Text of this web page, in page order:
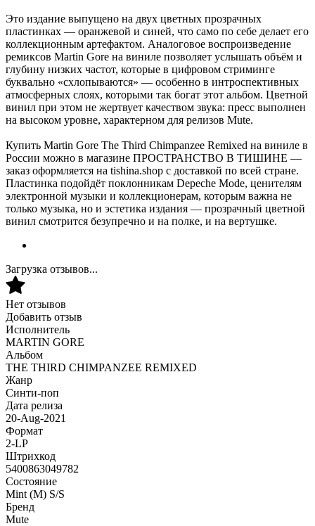
Это издание выпущено на двух цветных прозрачных
пластинках — оранжевой и синей, что само по себе делает его
коллекционным артефактом. Аналоговое воспроизведение
ремиксов Martin Gore на виниле позволяет услышать объём и
глубину низких частот, которые в цифровом стриминге
буквально «схлопываются» — особенно в интроспективных
атмосферных слоях, которыми так богат этот альбом. Цветной
винил при этом не жертвует качеством звука: пресс выполнен
на высоком уровне, характерном для релизов Mute.
Купить Martin Gore The Third Chimpanzee Remixed на виниле в
России можно в магазине ПРОСТРАНСТВО В ТИШИНЕ —
заказ оформляется на tishina.shop с доставкой по всей стране.
Пластинка подойдёт поклонникам Depeche Mode, ценителям
электронной музыки и коллекционерам, которым важна не
только музыка, но и эстетика издания — прозрачный цветной
винил смотрится безупречно и на полке, и на вертушке.
Загрузка отзывов...
Нет отзывов
Добавить отзыв
Исполнитель
MARTIN GORE
Альбом
THE THIRD CHIMPANZEE REMIXED
Жанр
Синти-поп
Дата релиза
20-Aug-2021
Формат
2-LP
Штрихкод
5400863049782
Состояние
Mint (M) S/S
Бренд
Mute